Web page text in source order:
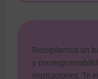
Recopilamos un
y
instituciones. Te